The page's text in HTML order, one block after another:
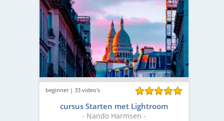
beginner | 33 video's
cursus Starten met Lightroom
- Nando Harmsen -